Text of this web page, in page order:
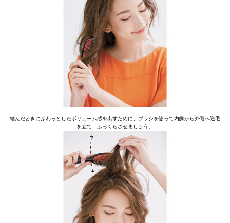
結んだときにふわっとしたボリューム感を出すために、ブラシを使って内側から外側へ逆毛
を立て、ふっくらさせましょう。